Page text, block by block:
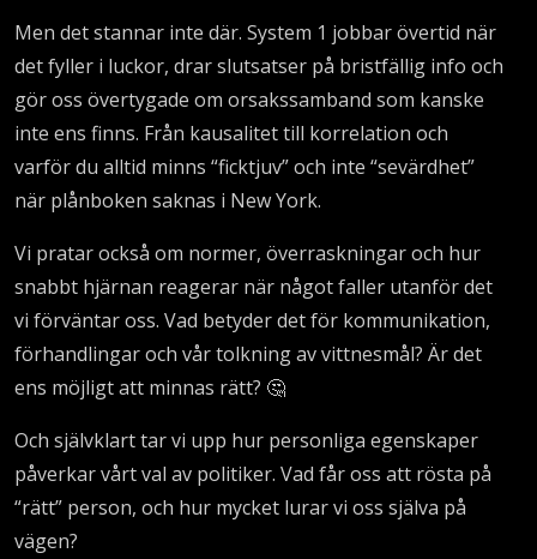
Men det stannar inte där. System 1 jobbar övertid när
det fyller i luckor, drar slutsatser på bristfällig info och
gör oss övertygade om orsakssamband som kanske
inte ens finns. Från kausalitet till korrelation och
varför du alltid minns “ficktjuv” och inte “sevärdhet”
när plånboken saknas i New York.
Vi pratar också om normer, överraskningar och hur
snabbt hjärnan reagerar när något faller utanför det
vi förväntar oss. Vad betyder det för kommunikation,
förhandlingar och vår tolkning av vittnesmål? Är det
ens möjligt att minnas rätt? 🤔
Och självklart tar vi upp hur personliga egenskaper
påverkar vårt val av politiker. Vad får oss att rösta på
“rätt” person, och hur mycket lurar vi oss själva på
vägen?